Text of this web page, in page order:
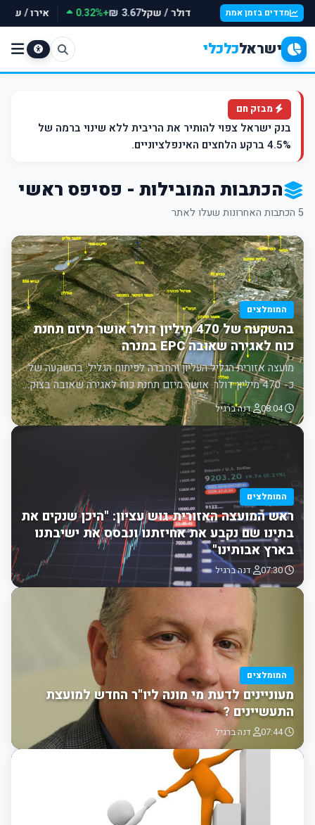
מדדים בזמן אמת דולר / שקל3.67 ₪
+0.32% אירו /
ישראלכלכלי
מבזק חם
בנק ישראל צפוי להותיר את הריבית ללא שינוי ברמה של
4.5% ברקע הלחצים האינפלציוניים.
הכתבות המובילות - פסיפס ראשי
5 הכתבות האחרונות שעלו לאתר
המומלצים
בהשקעה של 470 מיליון דולר אושר מיזם תחנת
כוח לאגירה שאובה EPC במנרה
מועצה אזורית הגליל העליון והחברה לפיתוח הגליל: בהשקעה של
כ- 470 מיליון דולר. אושר מיזם תחנת כוח לאגירה שאובה בצוק…
08:04 דנה ברגיל
המומלצים
ראש המועצה האזורית גוש עציון: "היכן שנקים את
בתינו שם נקבע את אחיזתנו ונבסס את ישיבתנו
בארץ אבותינו"
07:30 דנה ברגיל
המומלצים
מעוניינים לדעת מי מונה ליו"ר החדש למועצת
התעשיינים ?
07:44 דנה ברגיל